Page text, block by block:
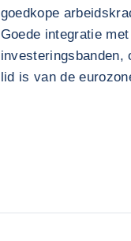
goedkope
Goede integratie
investeringsbanden,
lid is van de